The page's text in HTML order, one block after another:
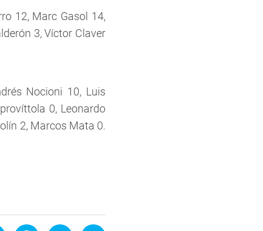
12, Marc Gasol 14,
3, Víctor Claver
Nocioni 10, Luis
0, Leonardo
2, Marcos Mata 0.